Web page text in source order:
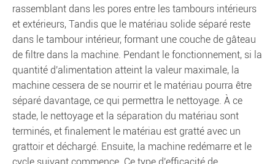
rassemblant dans les pores entre les tambours intérieurs
et extérieurs, Tandis que le matériau solide séparé reste
dans le tambour intérieur, formant une couche de gâteau
de filtre dans la machine. Pendant le fonctionnement, si la
quantité d'alimentation atteint la valeur maximale, la
machine cessera de se nourrir et le matériau pourra être
séparé davantage, ce qui permettra le nettoyage. À ce
stade, le nettoyage et la séparation du matériau sont
terminés, et finalement le matériau est gratté avec un
grattoir et déchargé. Ensuite, la machine redémarre et le